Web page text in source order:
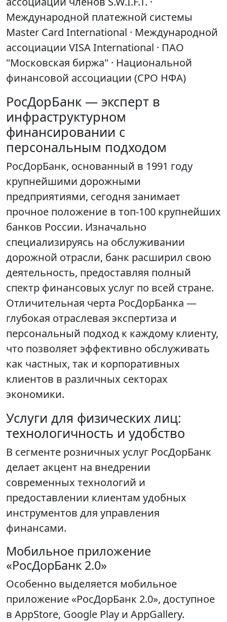
Международной платежной системы
Master Card International · Международной
ассоциации VISA International · ПАО
"Московская биржа" · Национальной
финансовой ассоциации (СРО НФА)
РосДорБанк — эксперт в
инфраструктурном
финансировании с
персональным подходом
РосДорБанк, основанный в 1991 году
крупнейшими дорожными
предприятиями, сегодня занимает
прочное положение в топ-100 крупнейших
банков России. Изначально
специализируясь на обслуживании
дорожной отрасли, банк расширил свою
деятельность, предоставляя полный
спектр финансовых услуг по всей стране.
Отличительная черта РосДорБанка —
глубокая отраслевая экспертиза и
персональный подход к каждому клиенту,
что позволяет эффективно обслуживать
как частных, так и корпоративных
клиентов в различных секторах
экономики.
Услуги для физических лиц:
технологичность и удобство
В сегменте розничных услуг РосДорБанк
делает акцент на внедрении
современных технологий и
предоставлении клиентам удобных
инструментов для управления
финансами.
Мобильное приложение
«РосДорБанк 2.0»
Особенно выделяется мобильное
приложение «РосДорБанк 2.0», доступное
в AppStore, Google Play и AppGallery.